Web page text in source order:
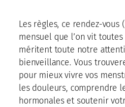
Les règles, ce rendez-vous
mensuel que l’on vit
méritent toute notre
bienveillance. Vous
pour mieux vivre vos
les douleurs, comprendre
hormonales et soutenir